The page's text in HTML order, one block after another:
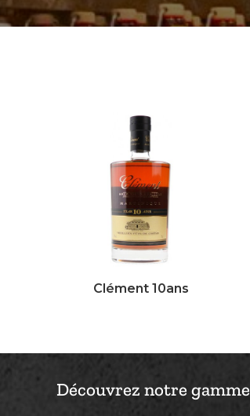
Clément 10ans
Découvrez notre gamme